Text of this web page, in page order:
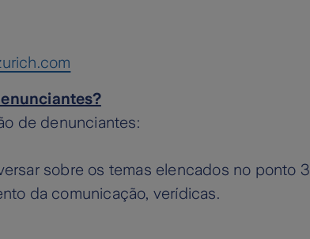
de denunciantes:
sobre os temas elencados no ponto 3
da comunicação, verídicas.